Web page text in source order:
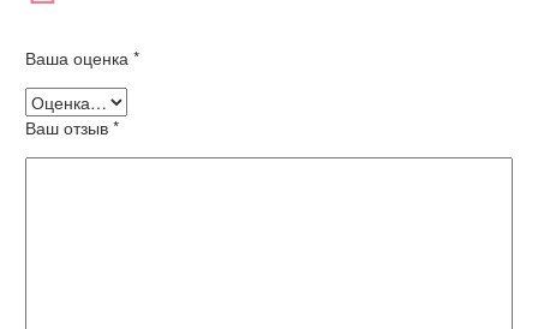
Ваша оценка *
Ваш отзыв *